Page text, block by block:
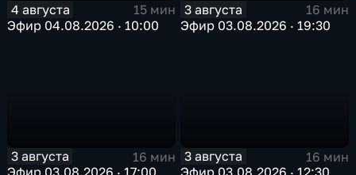
4 августа
15 мин
Эфир 04.08.2026 · 10:00
3 августа
16 мин
Эфир 03.08.2026 · 19:30
3 августа
16 мин
3 августа
16 мин